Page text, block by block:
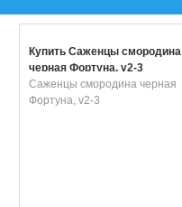
Купить Саженцы смородина
черная Фортуна, v2-3
Саженцы смородина черная
Фортуна, v2-3